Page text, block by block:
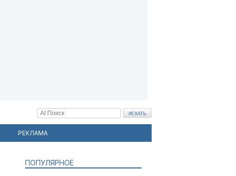
РЕКЛАМА
ПОПУЛЯРНОЕ